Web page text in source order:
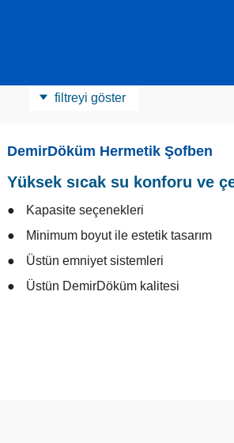
filtreyi göster
DemirDöküm Hermetik Şofben
Yüksek sıcak su konforu ve
Kapasite seçenekleri
Minimum boyut ile estetik tasarım
Üstün emniyet sistemleri
Üstün DemirDöküm kalitesi